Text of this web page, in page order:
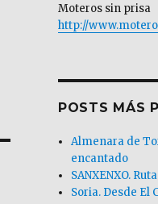
Moteros sin prisa
http://
POSTS MÁS
Almenara de
encantado
SANXENXO.
Soria. Desde El